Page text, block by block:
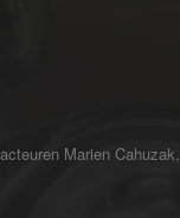
Marien Cahuzak,